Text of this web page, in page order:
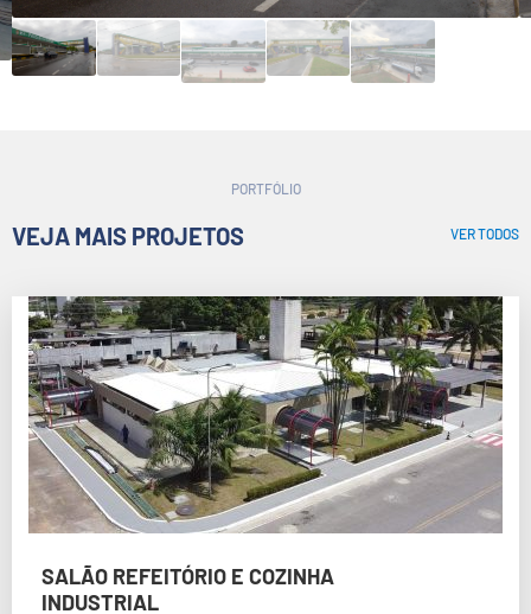
PORTFÓLIO
VEJA MAIS PROJETOS VER TODOS
SALÃO REFEITÓRIO E COZINHA
INDUSTRIAL